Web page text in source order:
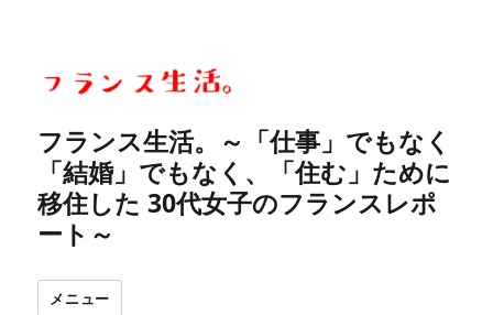
フランス生活。～「仕事」でもなく
「結婚」でもなく、「住む」ために
移住した 30代女子のフランスレポ
ート～
メニュー